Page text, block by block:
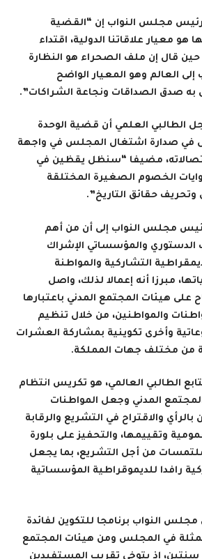
مجلس النواب إن “القضية
هو معيار علاقاتنا الدولية، اقتداء
حين قال إن ملف الصحراء هو النظارة
العالم وهو المعيار الواضح
صدق الصداقات ونجاعة الشراكات”.
الطالبي العلمي أن قضية الوحدة
في صدارة اشتغال المجلس في واجهة
مضيفا “سنظل يقظين في
الخصوم الصغيرة المختلقة
وتحريف حقائق التاريخ”.
مجلس النواب إلى أن من أهم
الدستوري والمؤسساتي الإشراك
التشاركية والمواطنة
مبرزا أنه إعمالا لذلك، واصل
على هيئات المجتمع المدني باعتبارها
والمواطنين، من خلال تنظيم
وأخرى تكوينية بمشاركة العشرات
من مختلف جهات المملكة.
الطالبي العالمي، هو تكريس انتظام
المجتمع المدني وجعل المواطنات
والاقتراح في التشريع والرقابة
وتقييمها، والتحفيز على بلورة
من أجل التشريع، بما يجعل
رافدا للديموقراطية المؤسساتية
النواب برنامجا للتكوين لفائدة
في المجلس ومن هيئات المجتمع
سنتين، إذ يتوخى تقريب المستفيدين